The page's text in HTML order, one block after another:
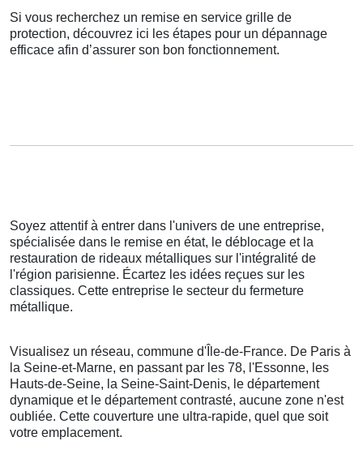
Si vous recherchez un remise en service grille de
protection, découvrez ici les étapes pour un dépannage
efficace afin d’assurer son bon fonctionnement.
Soyez attentif à entrer dans l'univers de une entreprise,
spécialisée dans le remise en état, le déblocage et la
restauration de rideaux métalliques sur l'intégralité de
l'région parisienne. Écartez les idées reçues sur les
classiques. Cette entreprise le secteur du fermeture
métallique.
Visualisez un réseau, commune d'Île-de-France. De Paris à
la Seine-et-Marne, en passant par les 78, l'Essonne, les
Hauts-de-Seine, la Seine-Saint-Denis, le département
dynamique et le département contrasté, aucune zone n'est
oubliée. Cette couverture une ultra-rapide, quel que soit
votre emplacement.